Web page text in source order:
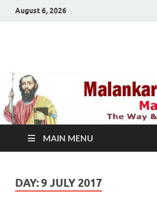
August 6, 2026
TV
MAIN MENU
DAY:9 JULY 2017